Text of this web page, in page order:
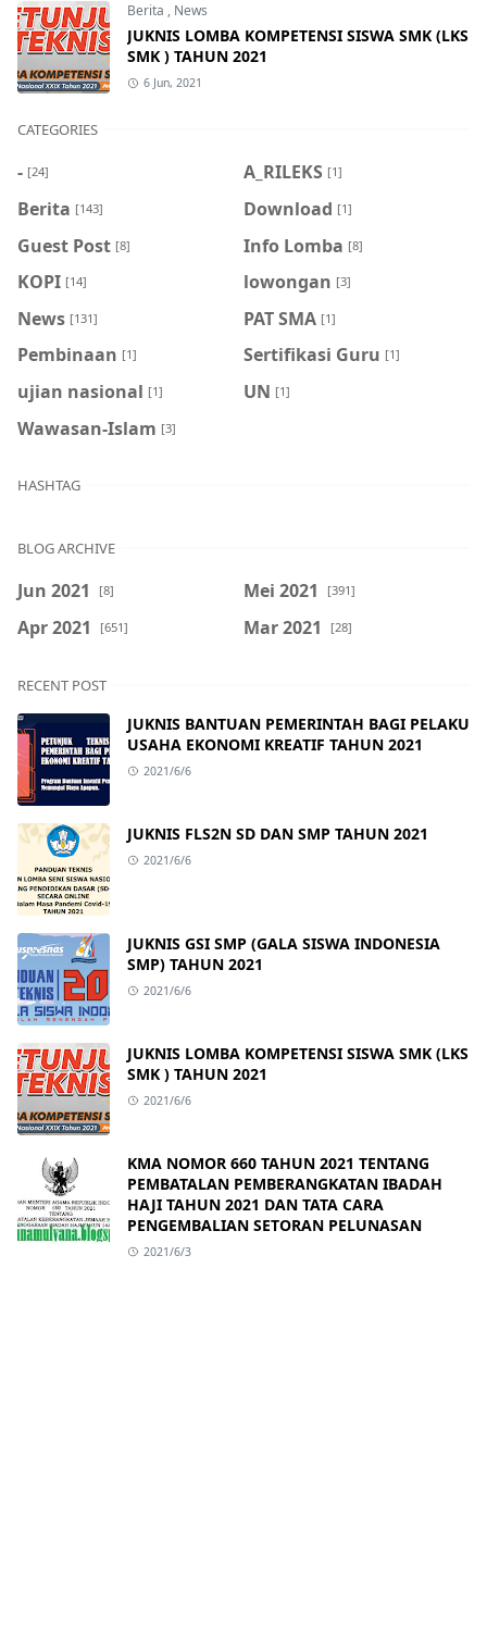
Berita , News
JUKNIS LOMBA KOMPETENSI SISWA SMK (LKS
SMK ) TAHUN 2021
6 Jun, 2021
CATEGORIES
- [24] A_RILEKS [1]
Berita [143] Download [1]
Guest Post [8] Info Lomba [8]
KOPI [14] lowongan [3]
News [131] PAT SMA [1]
Pembinaan [1] Sertifikasi Guru [1]
ujian nasional [1] UN [1]
Wawasan-Islam [3]
HASHTAG
BLOG ARCHIVE
Jun 2021 [8] Mei 2021 [391]
Apr 2021 [651] Mar 2021 [28]
RECENT POST
JUKNIS BANTUAN PEMERINTAH BAGI PELAKU
USAHA EKONOMI KREATIF TAHUN 2021
2021/6/6
JUKNIS FLS2N SD DAN SMP TAHUN 2021
2021/6/6
JUKNIS GSI SMP (GALA SISWA INDONESIA
SMP) TAHUN 2021
2021/6/6
JUKNIS LOMBA KOMPETENSI SISWA SMK (LKS
SMK ) TAHUN 2021
2021/6/6
KMA NOMOR 660 TAHUN 2021 TENTANG
PEMBATALAN PEMBERANGKATAN IBADAH
HAJI TAHUN 2021 DAN TATA CARA
PENGEMBALIAN SETORAN PELUNASAN
2021/6/3